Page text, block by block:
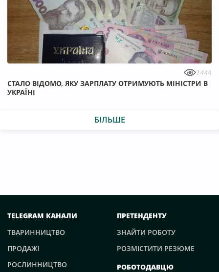
1444
СТАЛО ВІДОМО, ЯКУ ЗАРПЛАТУ ОТРИМУЮТЬ МІНІСТРИ В
УКРАЇНІ
БІЛЬШЕ
TELEGRAM КАНАЛИ
ТВАРИННИЦТВО
ПРОДАЖІ
РОСЛИННИЦТВО
ПРЕТЕНДЕНТУ
ЗНАЙТИ РОБОТУ
РОЗМІСТИТИ РЕЗЮМЕ
РОБОТОДАВЦЮ